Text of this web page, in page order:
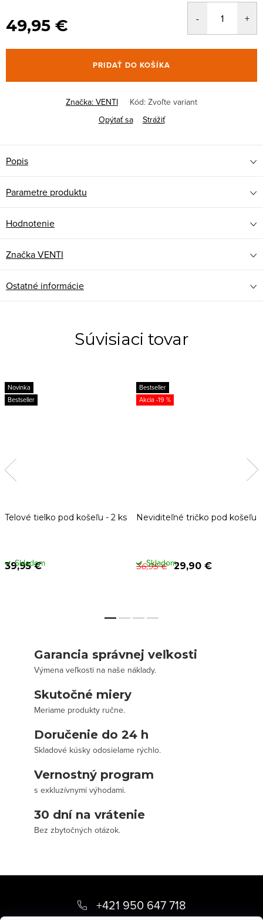
49,95 €
PRIDAŤ DO KOŠÍKA
Značka: VENTI Kód: Zvoľte variant
Opýtať sa
Strážiť
Popis
Parametre produktu
Hodnotenie
ZnačkaVENTI
Ostatné informácie
Súvisiaci tovar
Novinka
Bestseller
Telové tielko pod košeľu - 2 ks
39,95 €
Skladom
Bestseller
-19 %
Neviditeľné tričko pod košeľu
36,95 € 29,90 €
Skladom
Garancia správnej veľkosti
Výmena veľkosti na naše náklady.
Skutočné miery
Meriame produkty ručne.
Doručenie do 24 h
Skladové kúsky odosielame rýchlo.
Vernostný program
s exkluzívnymi výhodami.
30 dní na vrátenie
Bez zbytočných otázok.
+421 950 647 718